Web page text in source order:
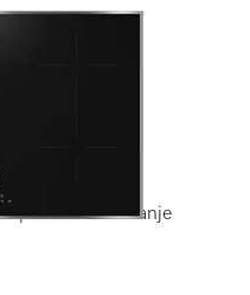
posuđe za kuhanje